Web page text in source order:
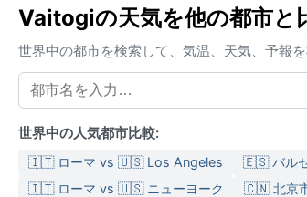
Vaitogiの天気を他の都市と
世界中の都市を検索して、気温、天気、予報を
世界中の人気都市比較:
🇮🇹 ローマ vs 🇺🇸 Los Angeles 🇪🇸 バル
🇮🇹 ローマ vs 🇺🇸 ニューヨーク
🇨🇳 北京